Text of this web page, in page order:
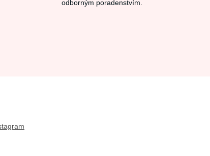
odborným poradenstvím.